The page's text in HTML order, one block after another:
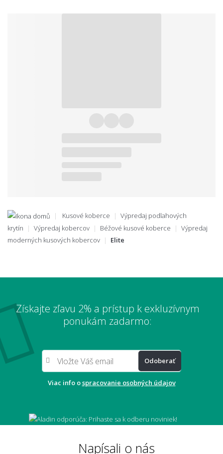
Kusové koberce
Výpredaj podlahových
krytín
Výpredaj kobercov Béžové kusové koberce
Výpredaj
moderných kusových kobercov
Elite
Získajte zľavu 2% a prístup k exkluzívnym
ponukám zadarmo:
Odoberať
Viac info ospracovanie osobných údajov
Napísali o nás